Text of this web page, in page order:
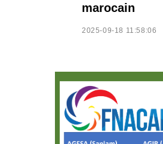
marocain
2025-09-18 11:58:06